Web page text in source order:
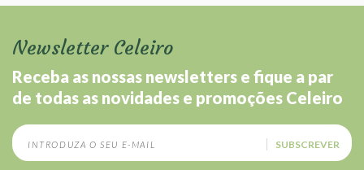
Newsletter Celeiro
Receba as nossas newsletters e fique a par
de todas as novidades e promoções Celeiro
SUBSCREVER